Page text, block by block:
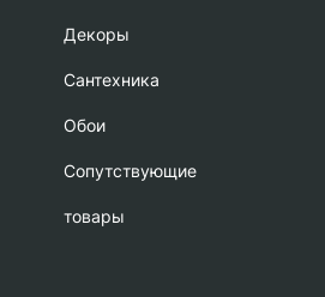
Декоры
Сантехника
Обои
Сопутствующие
товары